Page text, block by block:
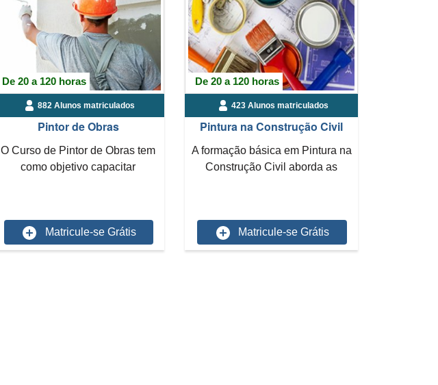
De 20 a 120 horas
882 Alunos matriculados
Pintor de Obras
O Curso de Pintor de Obras tem
como objetivo capacitar
Matricule-se Grátis
De 20 a 120 horas
423 Alunos matriculados
Pintura na Construção Civil
A formação básica em Pintura na
Construção Civil aborda as
Matricule-se Grátis